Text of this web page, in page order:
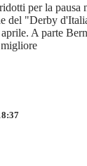
per la pausa
del "Derby
A parte